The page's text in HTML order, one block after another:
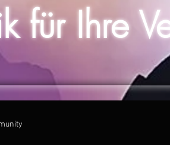
für Ihre